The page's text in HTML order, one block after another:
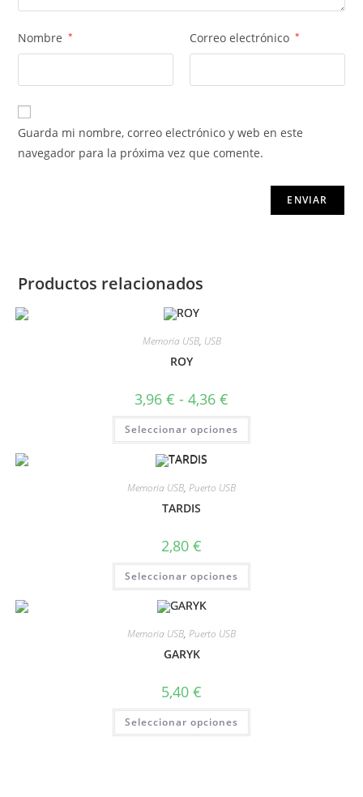
Nombre * Correo electrónico *
Guarda mi nombre, correo electrónico y web en este
navegador para la próxima vez que comente.
Productos relacionados
Memoria USB, USB
ROY
3,96 € - 4,36 €
Seleccionar opciones
Memoria USB, Puerto USB
TARDIS
2,80 €
Seleccionar opciones
Memoria USB, Puerto USB
GARYK
5,40 €
Seleccionar opciones